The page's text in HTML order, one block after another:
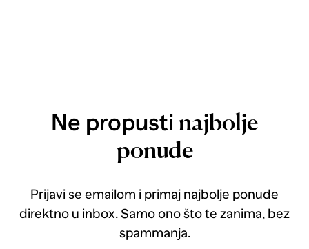
Ne propusti najbolje
ponude
Prijavi se emailom i primaj najbolje ponude
direktno u inbox. Samo ono što te zanima, bez
spammanja.